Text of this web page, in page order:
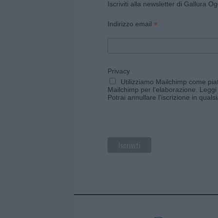
Iscriviti alla newsletter di Gallura
Indirizzo email *
Privacy
Utilizziamo Mailchimp come
Mailchimp per l'elaborazione.
Potrai annullare l'iscrizione in